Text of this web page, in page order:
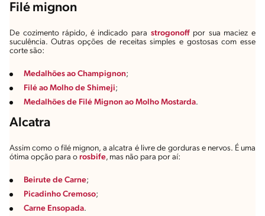
Filé mignon
De cozimento rápido, é indicado para strogonoffpor sua maciez e
suculência. Outras opções de receitas simples e gostosas com esse
corte são:
Medalhões ao Champignon;
Filé ao Molho de Shimeji;
Medalhões de Filé Mignon ao Molho Mostarda.
Alcatra
Assim como o filé mignon, a alcatra é livre de gorduras e nervos. É uma
ótima opção para o rosbife, mas não para por aí:
Beirute de Carne;
Picadinho Cremoso;
Carne Ensopada.